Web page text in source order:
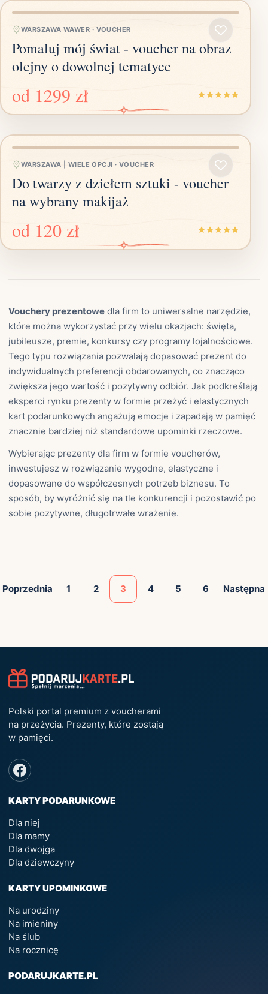
WARSZAWA WAWER · VOUCHER
Pomaluj mój świat - voucher na obraz
olejny o dowolnej tematyce
od 1299 zł
WARSZAWA | WIELE OPCJI ·VOUCHER
Do twarzy z dziełem sztuki - voucher
na wybrany makijaż
od 120 zł
Vouchery prezentowe dla firm to uniwersalne narzędzie,
które można wykorzystać przy wielu okazjach: święta,
jubileusze, premie, konkursy czy programy lojalnościowe.
Tego typu rozwiązania pozwalają dopasować prezent do
indywidualnych preferencji obdarowanych, co znacząco
zwiększa jego wartość i pozytywny odbiór. Jak podkreślają
eksperci rynku prezenty w formie przeżyć i elastycznych
kart podarunkowych angażują emocje i zapadają w pamięć
znacznie bardziej niż standardowe upominki rzeczowe.
Wybierając prezenty dla firm w formie voucherów,
inwestujesz w rozwiązanie wygodne, elastyczne i
dopasowane do współczesnych potrzeb biznesu. To
sposób, by wyróżnić się na tle konkurencji i pozostawić po
sobie pozytywne, długotrwałe wrażenie.
Poprzednia 1 2 3 4 5 6 Następna
Polski portal premium z voucherami
na przeżycia. Prezenty, które zostają
w pamięci.
KARTY PODARUNKOWE
Dla niej
Dla mamy
Dla dwojga
Dla dziewczyny
KARTY UPOMINKOWE
Na urodziny
Na imieniny
Na ślub
Na rocznicę
PODARUJKARTE.PL